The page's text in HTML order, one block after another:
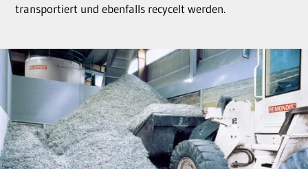
transportiert und ebenfalls recycelt werden.